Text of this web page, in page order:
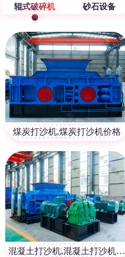
辊式破碎机 砂石设备
煤炭打沙机,煤炭打沙机价格
混凝土打沙机,混凝土打沙机价格